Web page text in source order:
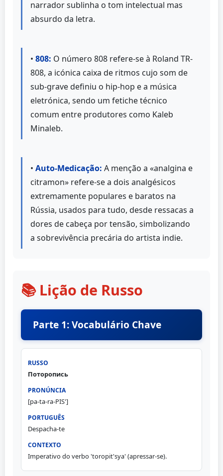
narrador sublinha o tom intelectual mas
absurdo da letra.
• 808: O número 808 refere-se à Roland TR-
808, a icónica caixa de ritmos cujo som de
sub-grave definiu o hip-hop e a música
eletrónica, sendo um fetiche técnico
comum entre produtores como Kaleb
Minaleb.
• Auto-Medicação: A menção a «analgina e
citramon» refere-se a dois analgésicos
extremamente populares e baratos na
Rússia, usados para tudo, desde ressacas a
dores de cabeça por tensão, simbolizando
a sobrevivência precária do artista indie.
📚 Lição de Russo
Parte 1: Vocabulário Chave
Поторопись
[pa-ta-ra-PIS']
Despacha-te
Imperativo do verbo 'toropit'sya' (apressar-se).